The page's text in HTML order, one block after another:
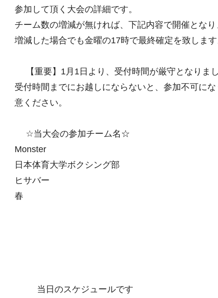
参加して頂く大会の詳細です。
チーム数の増減が無ければ、下記内容で開催とな
増減した場合でも金曜の17時で最終確定を致しま
【重要】1月1日より、受付時間が厳守となり
受付時間までにお越しにならないと、参加不可に
意ください。
☆当大会の参加チーム名☆
Monster
日本体育大学ボクシング部
ヒサバー
春
当日のスケジュールです